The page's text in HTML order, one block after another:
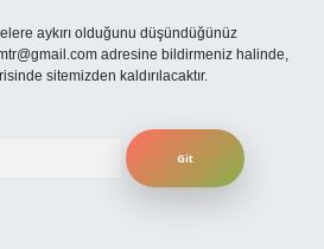
aykırı olduğunu düşündüğünüz
adresine bildirmeniz halinde,
sitemizden kaldırılacaktır.